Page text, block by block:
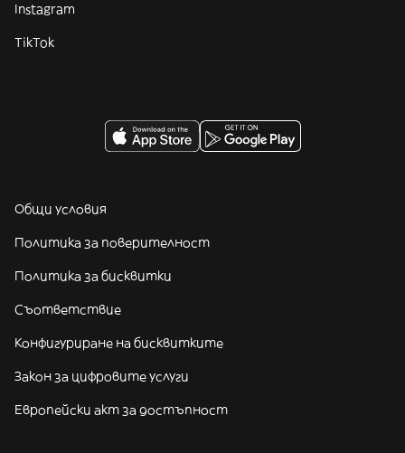
Instagram
TikTok
Общи условия
Политика за поверителност
Политика за бисквитки
Съответствие
Конфигуриране на бисквитките
Закон за цифровите услуги
Европейски акт за достъпност